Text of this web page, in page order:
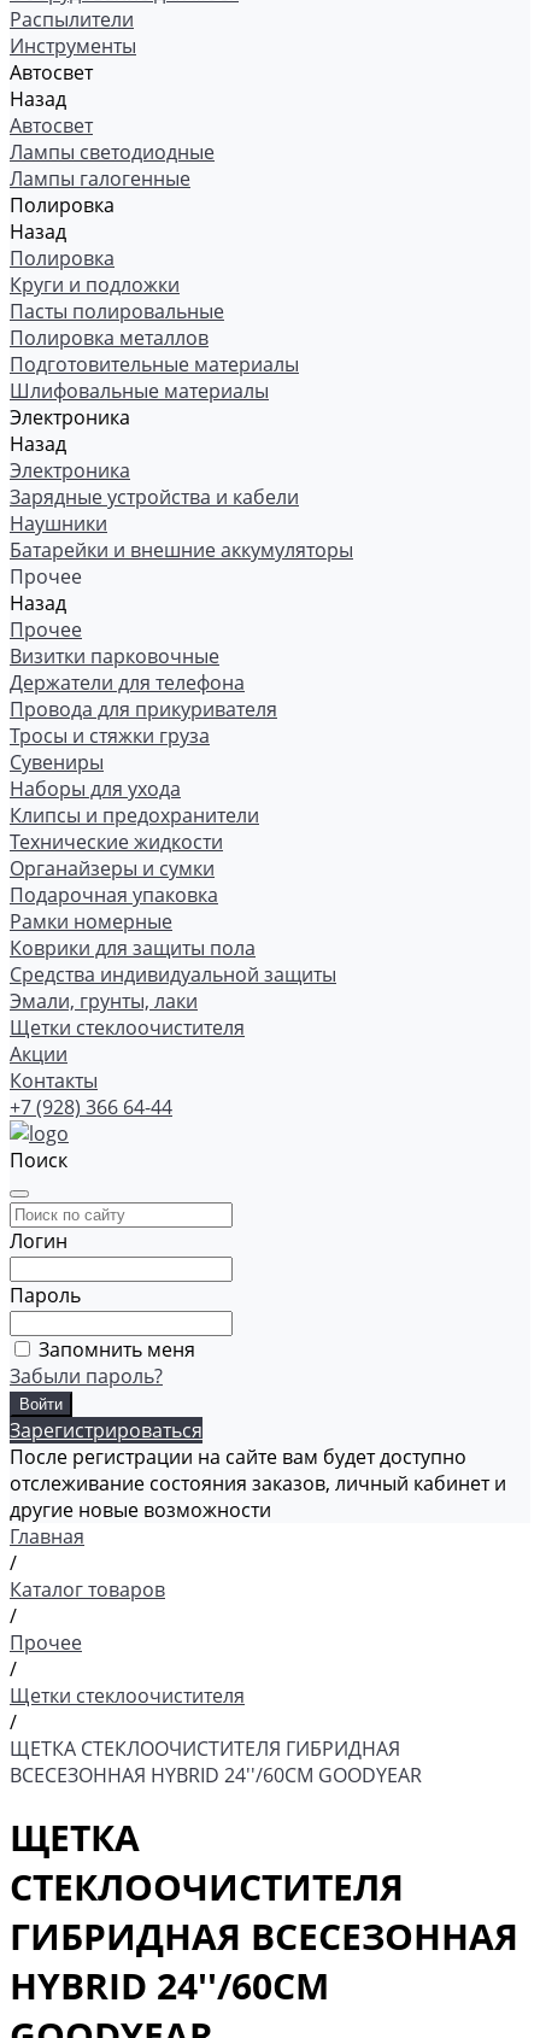
Распылители
Инструменты
Автосвет
Назад
Автосвет
Лампы светодиодные
Лампы галогенные
Полировка
Назад
Полировка
Круги и подложки
Пасты полировальные
Полировка металлов
Подготовительные материалы
Шлифовальные материалы
Электроника
Назад
Электроника
Зарядные устройства и кабели
Наушники
Батарейки и внешние аккумуляторы
Прочее
Назад
Прочее
Визитки парковочные
Держатели для телефона
Провода для прикуривателя
Тросы и стяжки груза
Сувениры
Наборы для ухода
Клипсы и предохранители
Технические жидкости
Органайзеры и сумки
Подарочная упаковка
Рамки номерные
Коврики для защиты пола
Средства индивидуальной защиты
Эмали, грунты, лаки
Щетки стеклоочистителя
Акции
Контакты
+7 (928) 366 64-44
Поиск
Логин
Пароль
Запомнить меня
Забыли пароль?
Зарегистрироваться
После регистрации на сайте вам будет доступно
отслеживание состояния заказов, личный кабинет и
другие новые возможности
Главная
/
Каталог товаров
/
Прочее
/
Щетки стеклоочистителя
/
ЩЕТКА СТЕКЛООЧИСТИТЕЛЯ ГИБРИДНАЯ
ВСЕСЕЗОННАЯ HYBRID 24''/60СМ GOODYEAR
ЩЕТКА
СТЕКЛООЧИСТИТЕЛЯ
ГИБРИДНАЯ ВСЕСЕЗОННАЯ
HYBRID 24''/60СМ